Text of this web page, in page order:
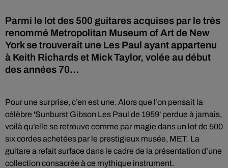
Parmi le lot des 500 guitares acquises par le très
renommé Metropolitan Museum of Art de New
York se trouverait une Les Paul ayant appartenu
à Keith Richards et Mick Taylor, volée au début
des années 70…
Pour une surprise, c’en est une. Alors que l’on pensait la
célèbre 'Sunburst Gibson Les Paul de 1959' perdue à jamais,
voilà qu’elle se retrouve comme par magie dans un lot de 500
six cordes achetées par le prestigieux musée, MET. La
guitare a refait surface dans le cadre de la présentation d’une
collection consacrée à ce mythique instrument.